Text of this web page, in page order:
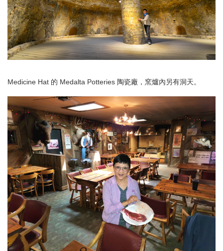
Medicine Hat 的 Medalta Potteries 陶瓷廠，窯爐內另有洞天。